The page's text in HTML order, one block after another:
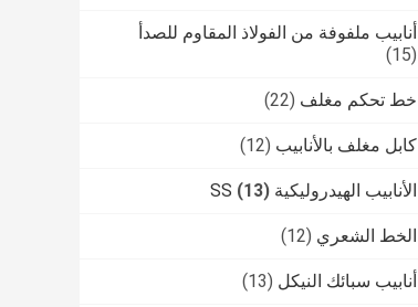
أنابيب ملفوفة من الفولاذ المقاوم للصدأ
(15)
خط تحكم مغلف (22)
كابل مغلف بالأنابيب (12)
الأنابيب الهيدروليكية SS (13)
الخط الشعري (12)
أنابيب سبائك النيكل (13)